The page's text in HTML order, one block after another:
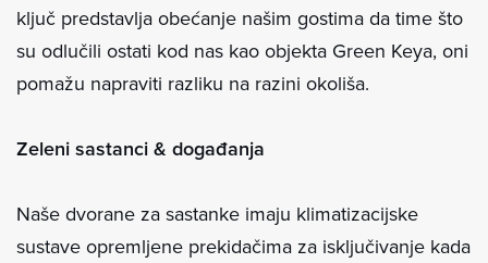
ključ predstavlja obećanje našim gostima da time što
su odlučili ostati kod nas kao objekta Green Keya, oni
pomažu napraviti razliku na razini okoliša.
Zeleni sastanci & događanja
Naše dvorane za sastanke imaju klimatizacijske
sustave opremljene prekidačima za isključivanje kada